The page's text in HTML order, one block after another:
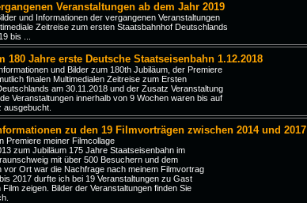
Veranstaltungen ab dem Jahr 2019
und Informationen der vergangenen Veranstaltungen
Zeitreise zum ersten Staatsbahnhof Deutschlands
bis ...
180 Jahre erste Deutsche Staatseisenbahn 1.12.2018
und Bilder zum 180th Jubiläum, der Premiere
finalen Multimedialen Zeitreise zum Ersten
am 30.11.2018 und der Zusatz Veranstaltung
Veranstaltungen innerhalb von 9 Wochen waren bis auf
ausgebucht.
zu den 19 Filmvorträgen zwischen 2014 und 2017
Premiere meiner Filmcollage
zum Jubiläum 175 Jahre Staatseisenbahn im
mit über 500 Besuchern und dem
vor Ort war die Nachfrage nach meinem Filmvortrag
2017 durfte ich bei 19 Veranstaltungen zu Gast
Film zeigen. Bilder der Veranstaltungen finden Sie